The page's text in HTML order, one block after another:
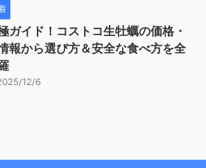
ガイド！コストコ生牡蠣の価格・
報から選び方＆安全な食べ方を全
12/6